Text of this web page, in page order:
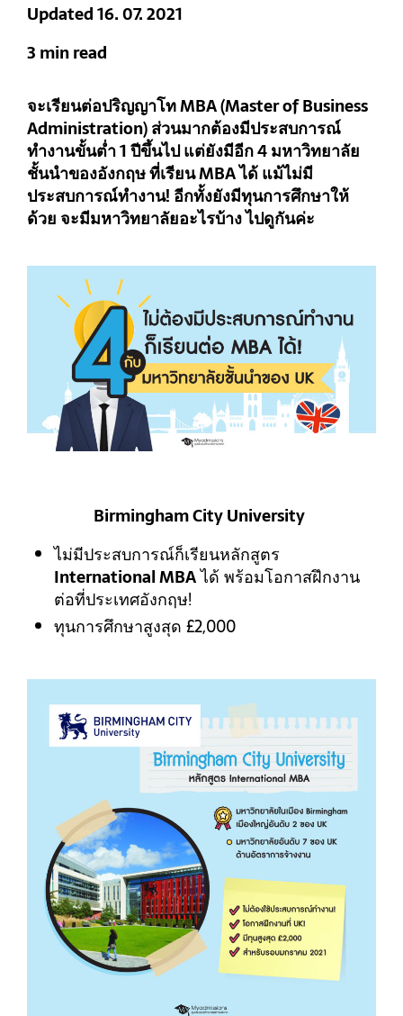
Updated 16. 07. 2021
3 min read
จะเรียนต่อปริญญาโท MBA (Master of Business
Administration) ส่วนมากต้องมีประสบการณ์
ทำงานขั้นต่ำ 1 ปีขึ้นไป แต่ยังมีอีก 4 มหาวิทยาลัย
ชั้นนำของอังกฤษ ที่เรียน MBA ได้ แม้ไม่มี
ประสบการณ์ทำงาน! อีกทั้งยังมีทุนการศึกษาให้
ด้วย จะมีมหาวิทยาลัยอะไรบ้าง ไปดูกันค่ะ
Birmingham City University
ไม่มีประสบการณ์ก็เรียนหลักสูตร
International MBAได้ พร้อมโอกาสฝึกงาน
ต่อที่ประเทศอังกฤษ!
ทุนการศึกษาสูงสุด £2,000